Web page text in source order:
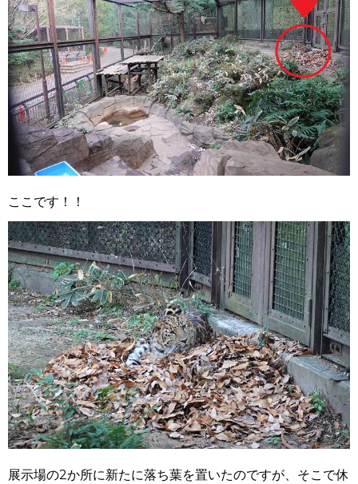
ここです！！
展示場の2か所に新たに落ち葉を置いたのですが、そこで休